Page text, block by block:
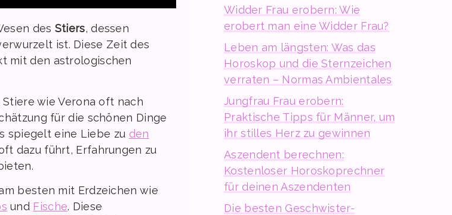
des Stiers, dessen
ist. Diese Zeit des
mit den astrologischen
wie Verona oft nach
für die schönen Dinge
spiegelt eine Liebe zu den
dazu führt, Erfahrungen zu
besten mit Erdzeichen wie
und Fische. Diese
Widder Frau erobern: Wie
erobert man eine Widder Frau?
Leben am längsten: Was das
Horoskop und die Sternzeichen
verraten – Normas Ambientales
Jungfrau Frau erobern:
Praktische Tipps für Männer, um
ihr stilles Herz zu gewinnen
Aszendent berechnen:
Kostenloser Horoskoprechner
für deinen Aszendenten
Die besten Geschwister-